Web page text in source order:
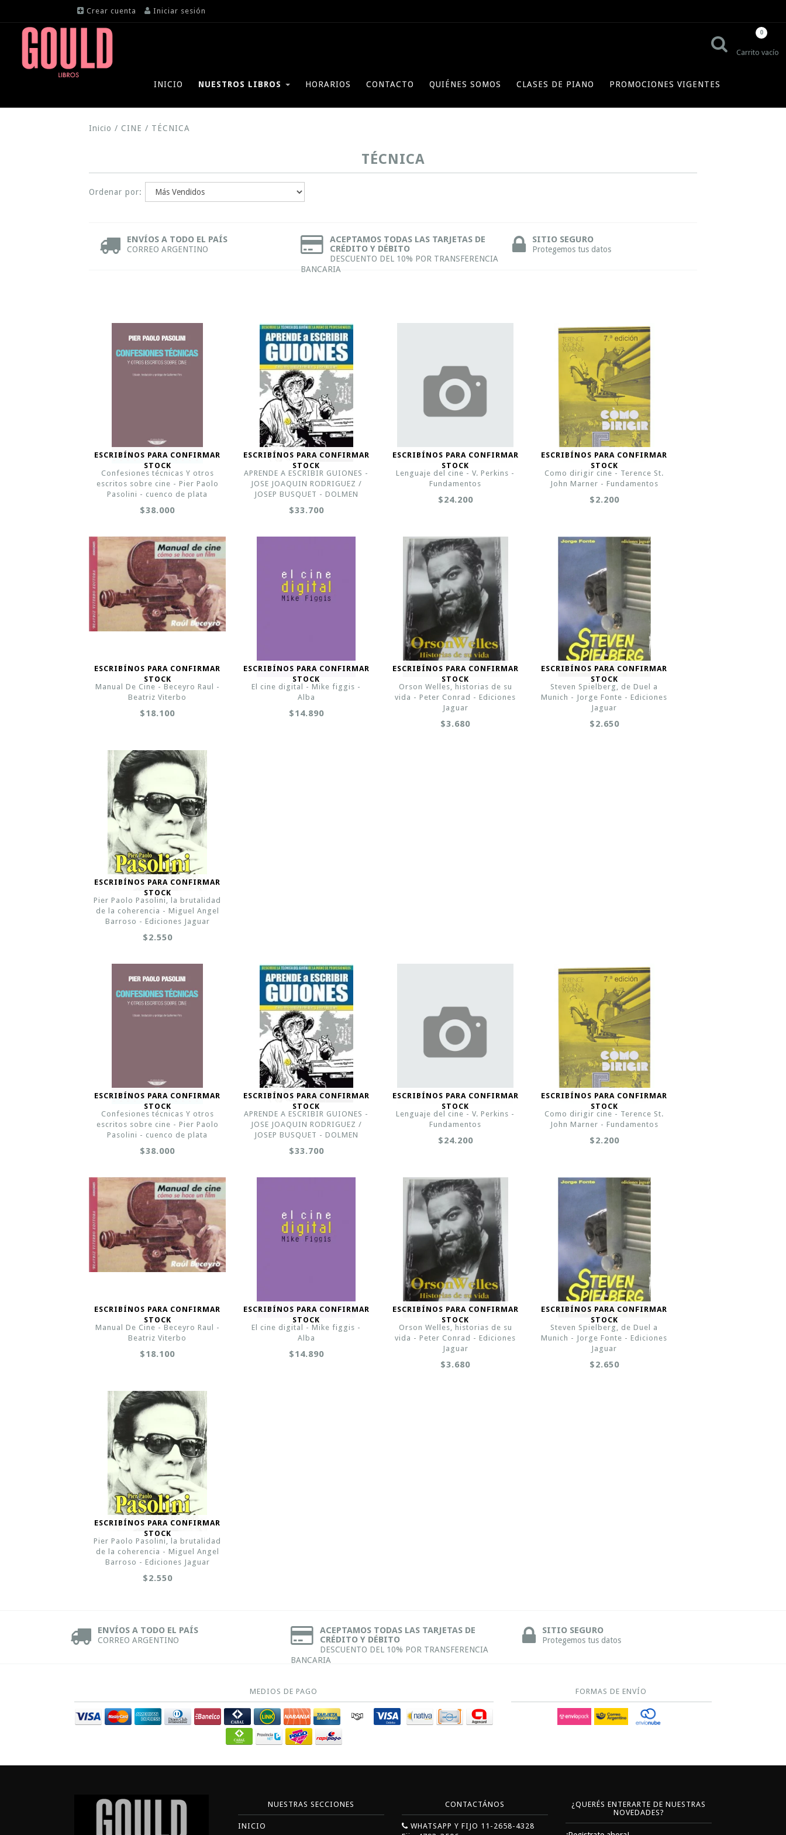
Crear cuenta Iniciar sesión
Carrito vacío
0
INICIO NUESTROS LIBROS HORARIOS CONTACTO QUIÉNES SOMOS CLASES DE PIANO PROMOCIONES VIGENTES
Inicio / CINE / TÉCNICA
TÉCNICA
Ordenar por:
ENVÍOS A TODO EL PAÍS
CORREO ARGENTINO
ACEPTAMOS TODAS LAS TARJETAS DE
CRÉDITO Y DÉBITO
DESCUENTO DEL 10% POR TRANSFERENCIA
BANCARIA
SITIO SEGURO
Protegemos tus datos
ESCRIBÍNOS PARA CONFIRMAR
STOCK
Confesiones técnicas Y otros
escritos sobre cine - Pier Paolo
Pasolini - cuenco de plata
$38.000
ESCRIBÍNOS PARA CONFIRMAR
STOCK
APRENDE A ESCRIBIR GUIONES -
JOSE JOAQUIN RODRIGUEZ /
JOSEP BUSQUET - DOLMEN
$33.700
ESCRIBÍNOS PARA CONFIRMAR
STOCK
Lenguaje del cine - V. Perkins -
Fundamentos
$24.200
ESCRIBÍNOS PARA CONFIRMAR
STOCK
Como dirigir cine - Terence St.
John Marner - Fundamentos
$2.200
ESCRIBÍNOS PARA CONFIRMAR
STOCK
Manual De Cine - Beceyro Raul -
Beatriz Viterbo
$18.100
ESCRIBÍNOS PARA CONFIRMAR
STOCK
El cine digital - Mike figgis -
Alba
$14.890
ESCRIBÍNOS PARA CONFIRMAR
STOCK
Orson Welles, historias de su
vida - Peter Conrad - Ediciones
Jaguar
$3.680
ESCRIBÍNOS PARA CONFIRMAR
STOCK
Steven Spielberg, de Duel a
Munich - Jorge Fonte - Ediciones
Jaguar
$2.650
ESCRIBÍNOS PARA CONFIRMAR
STOCK
Pier Paolo Pasolini, la brutalidad
de la coherencia - Miguel Angel
Barroso - Ediciones Jaguar
$2.550
ESCRIBÍNOS PARA CONFIRMAR
STOCK
Confesiones técnicas Y otros
escritos sobre cine - Pier Paolo
Pasolini - cuenco de plata
$38.000
ESCRIBÍNOS PARA CONFIRMAR
STOCK
APRENDE A ESCRIBIR GUIONES -
JOSE JOAQUIN RODRIGUEZ /
JOSEP BUSQUET - DOLMEN
$33.700
ESCRIBÍNOS PARA CONFIRMAR
STOCK
Lenguaje del cine - V. Perkins -
Fundamentos
$24.200
ESCRIBÍNOS PARA CONFIRMAR
STOCK
Como dirigir cine - Terence St.
John Marner - Fundamentos
$2.200
ESCRIBÍNOS PARA CONFIRMAR
STOCK
Manual De Cine - Beceyro Raul -
Beatriz Viterbo
$18.100
ESCRIBÍNOS PARA CONFIRMAR
STOCK
El cine digital - Mike figgis -
Alba
$14.890
ESCRIBÍNOS PARA CONFIRMAR
STOCK
Orson Welles, historias de su
vida - Peter Conrad - Ediciones
Jaguar
$3.680
ESCRIBÍNOS PARA CONFIRMAR
STOCK
Steven Spielberg, de Duel a
Munich - Jorge Fonte - Ediciones
Jaguar
$2.650
ESCRIBÍNOS PARA CONFIRMAR
STOCK
Pier Paolo Pasolini, la brutalidad
de la coherencia - Miguel Angel
Barroso - Ediciones Jaguar
$2.550
ENVÍOS A TODO EL PAÍS
CORREO ARGENTINO
ACEPTAMOS TODAS LAS TARJETAS DE
CRÉDITO Y DÉBITO
DESCUENTO DEL 10% POR TRANSFERENCIA
BANCARIA
SITIO SEGURO
Protegemos tus datos
MEDIOS DE PAGO FORMAS DE ENVÍO
NUESTRAS SECCIONES
INICIO
CONTACTÁNOS
WHATSAPP Y FIJO 11-2658-4328
¿QUERÉS ENTERARTE DE NUESTRAS
NOVEDADES?